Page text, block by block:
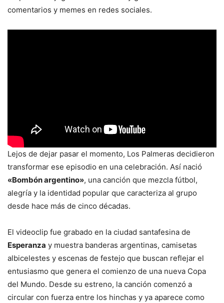
comentarios y memes en redes sociales.
Lejos de dejar pasar el momento, Los Palmeras decidieron
transformar ese episodio en una celebración. Así nació
«Bombón argentino», una canción que mezcla fútbol,
alegría y la identidad popular que caracteriza al grupo
desde hace más de cinco décadas.
El videoclip fue grabado en la ciudad santafesina de
Esperanza y muestra banderas argentinas, camisetas
albicelestes y escenas de festejo que buscan reflejar el
entusiasmo que genera el comienzo de una nueva Copa
del Mundo. Desde su estreno, la canción comenzó a
circular con fuerza entre los hinchas y ya aparece como